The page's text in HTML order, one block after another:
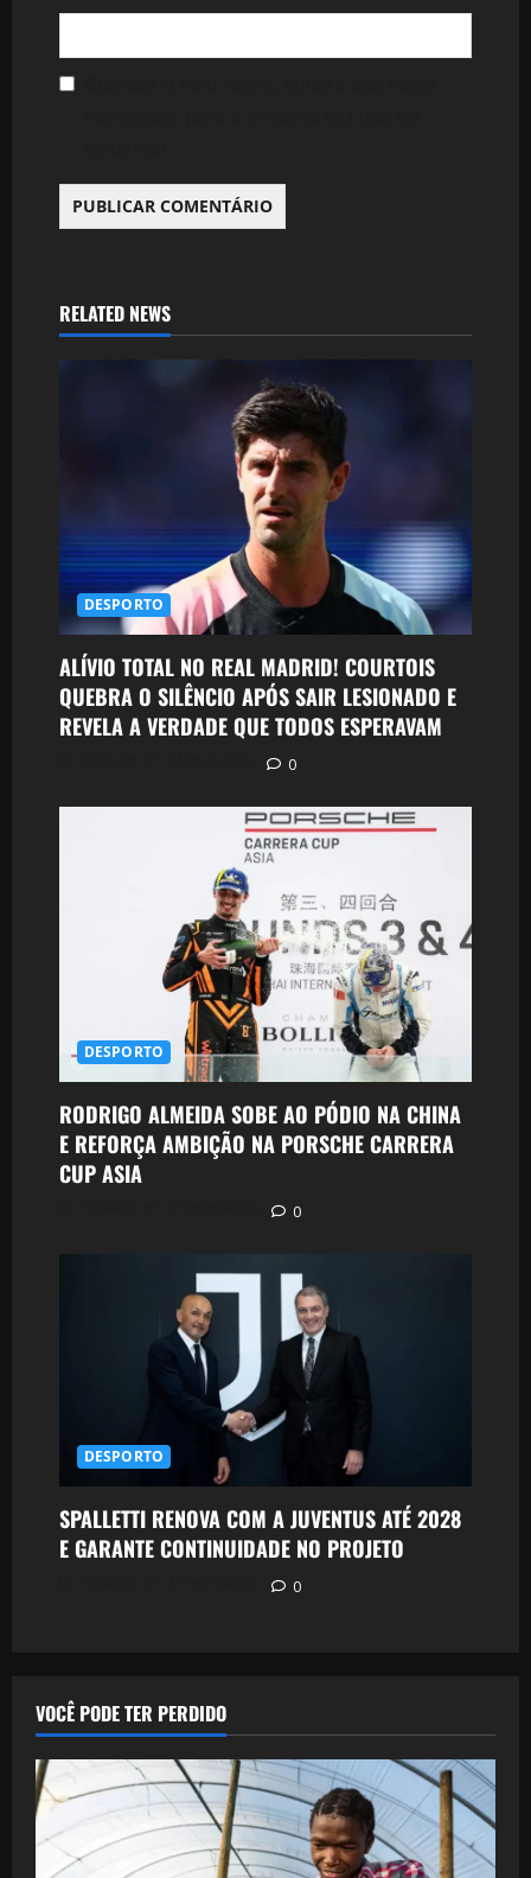
RELATED NEWS
DESPORTO
ALÍVIO TOTAL NO REAL MADRID! COURTOIS
QUEBRA O SILÊNCIO APÓS SAIR LESIONADO E
REVELA A VERDADE QUE TODOS ESPERAVAM
0
DESPORTO
RODRIGO ALMEIDA SOBE AO PÓDIO NA CHINA
E REFORÇA AMBIÇÃO NA PORSCHE CARRERA
CUP ASIA
0
DESPORTO
SPALLETTI RENOVA COM A JUVENTUS ATÉ 2028
E GARANTE CONTINUIDADE NO PROJETO
0
VOCÊ PODE TER PERDIDO